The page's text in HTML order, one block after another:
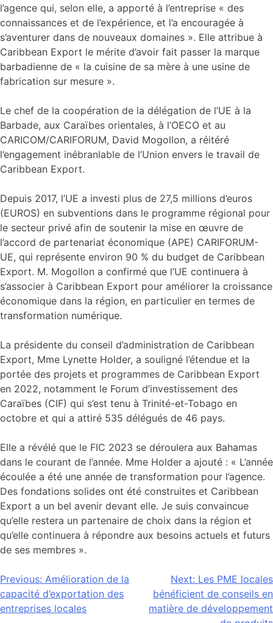
l’agence qui, selon elle, a apporté à l’entreprise « des
connaissances et de l’expérience, et l’a encouragée à
s’aventurer dans de nouveaux domaines ». Elle attribue à
Caribbean Export le mérite d’avoir fait passer la marque
barbadienne de « la cuisine de sa mère à une usine de
fabrication sur mesure ».
Le chef de la coopération de la délégation de l’UE à la
Barbade, aux Caraïbes orientales, à l’OECO et au
CARICOM/CARIFORUM, David Mogollon, a réitéré
l’engagement inébranlable de l’Union envers le travail de
Caribbean Export.
Depuis 2017, l’UE a investi plus de 27,5 millions d’euros
(EUROS) en subventions dans le programme régional pour
le secteur privé afin de soutenir la mise en œuvre de
l’accord de partenariat économique (APE) CARIFORUM-
UE, qui représente environ 90 % du budget de Caribbean
Export. M. Mogollon a confirmé que l’UE continuera à
s’associer à Caribbean Export pour améliorer la croissance
économique dans la région, en particulier en termes de
transformation numérique.
La présidente du conseil d’administration de Caribbean
Export, Mme Lynette Holder, a souligné l’étendue et la
portée des projets et programmes de Caribbean Export
en 2022, notamment le Forum d’investissement des
Caraïbes (CIF) qui s’est tenu à Trinité-et-Tobago en
octobre et qui a attiré 535 délégués de 46 pays.
Elle a révélé que le FIC 2023 se déroulera aux Bahamas
dans le courant de l’année. Mme Holder a ajouté : « L’année
écoulée a été une année de transformation pour l’agence.
Des fondations solides ont été construites et Caribbean
Export a un bel avenir devant elle. Je suis convaincue
qu’elle restera un partenaire de choix dans la région et
qu’elle continuera à répondre aux besoins actuels et futurs
de ses membres ».
Navigation
de
Previous: Amélioration de la
capacité d’exportation des
entreprises locales
Next: Les PME locales
bénéficient de conseils en
matière de développement